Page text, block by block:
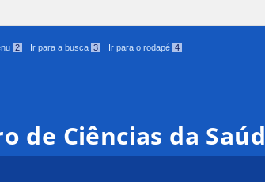
2 Ir para a busca 3 Ir para o rodapé 4
de Ciências da